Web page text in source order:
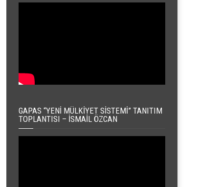
GAPAS “YENI MÜLKIYET SISTEMI” TANITIM
TOPLANTISI – İSMAIL ÖZCAN